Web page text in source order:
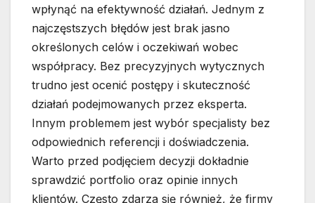
wpłynąć na efektywność działań. Jednym z
najczęstszych błędów jest brak jasno
określonych celów i oczekiwań wobec
współpracy. Bez precyzyjnych wytycznych
trudno jest ocenić postępy i skuteczność
działań podejmowanych przez eksperta.
Innym problemem jest wybór specjalisty bez
odpowiednich referencji i doświadczenia.
Warto przed podjęciem decyzji dokładnie
sprawdzić portfolio oraz opinie innych
klientów. Często zdarza się również, że firmy